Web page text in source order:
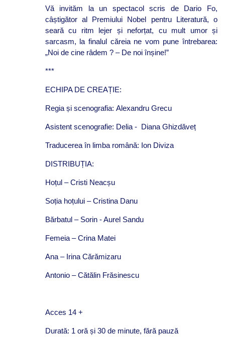
Vă invităm la un spectacol scris de Dario Fo,
câștigător al Premiului Nobel pentru Literatură, o
seară cu ritm lejer și neforțat, cu mult umor și
sarcasm, la finalul căreia ne vom pune întrebarea:
„Noi de cine râdem ? – De noi înșine!”
***
ECHIPA DE CREAȚIE:
Regia și scenografia: Alexandru Grecu
Asistent scenografie: Delia - Diana Ghizdăveț
Traducerea în limba română: Ion Diviza
DISTRIBUȚIA:
Hoțul – Cristi Neacșu
Soția hoțului – Cristina Danu
Bărbatul – Sorin - Aurel Sandu
Femeia – Crina Matei
Ana – Irina Cărămizaru
Antonio – Cătălin Frăsinescu
Acces 14 +
Durată: 1 oră și 30 de minute, fără pauză